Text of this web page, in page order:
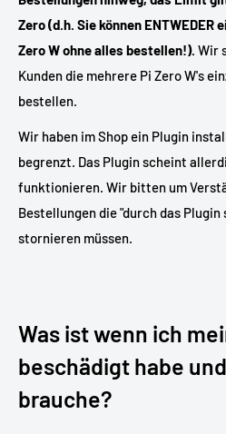
Zero (d.h. Sie können ENTWEDER
Zero W ohne alles bestellen!). Wir
Kunden die mehrere Pi Zero W's
bestellen.
Wir haben im Shop ein Plugin
begrenzt. Das Plugin scheint
funktionieren. Wir bitten um
Bestellungen die "durch das
stornieren müssen.
Was ist wenn ich
beschädigt habe
brauche?